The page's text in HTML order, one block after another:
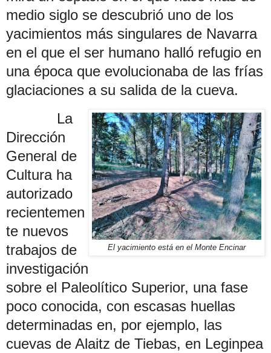
medio siglo se descubrió uno de los
yacimientos más singulares de Navarra
en el que el ser humano halló refugio en
una época que evolucionaba de las frías
glaciaciones a su salida de la cueva.
El yacimiento está en el Monte Encinar
La
Dirección
General de
Cultura ha
autorizado
recientemen
te nuevos
trabajos de
investigación
sobre el Paleolítico Superior, una fase
poco conocida, con escasas huellas
determinadas en, por ejemplo, las
cuevas de Alaitz de Tiebas, en Leginpea